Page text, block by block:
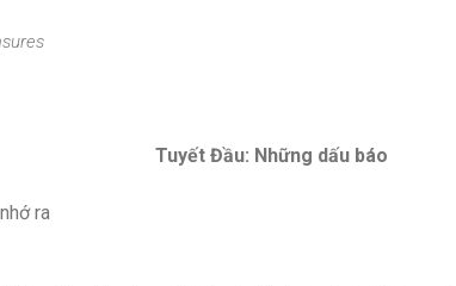
Tuyết Đầu: Những dấu báo
ra